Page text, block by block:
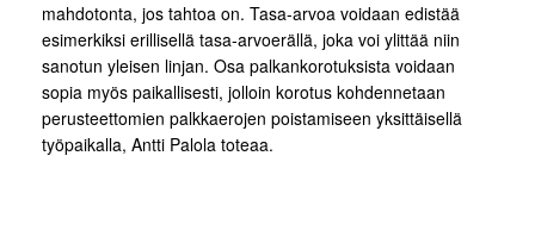
mahdotonta, jos tahtoa on. Tasa-arvoa voidaan edistää
esimerkiksi erillisellä tasa-arvoerällä, joka voi ylittää niin
sanotun yleisen linjan. Osa palkankorotuksista voidaan
sopia myös paikallisesti, jolloin korotus kohdennetaan
perusteettomien palkkaerojen poistamiseen yksittäisellä
työpaikalla, Antti Palola toteaa.